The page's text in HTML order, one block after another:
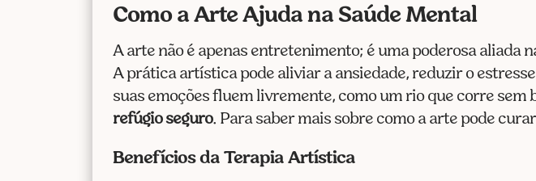
Como a Arte Ajuda na Saúde Mental
A arte não é apenas entretenimento; é uma poderosa aliada
A prática artística pode aliviar a ansiedade, reduzir o
suas emoções fluem livremente, como um rio que corre
refúgio seguro. Para saber mais sobre como a arte pode
Benefícios da Terapia Artística